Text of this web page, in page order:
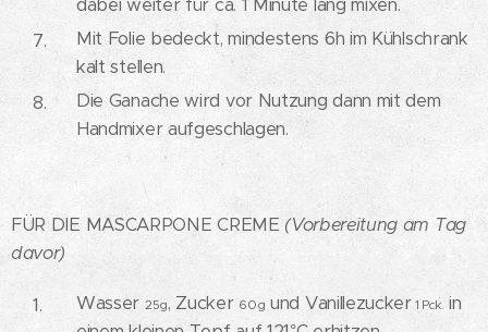
dabei weiter für ca. 1 Minute lang mixen.
Mit Folie bedeckt, mindestens 6h im Kühlschrank
kalt stellen.
Die Ganache wird vor Nutzung dann mit dem
Handmixer aufgeschlagen.
FÜR DIE MASCARPONE CREME (Vorbereitung am Tag
davor)
Wasser 25g, Zucker 60g und Vanillezucker1 Pck. in